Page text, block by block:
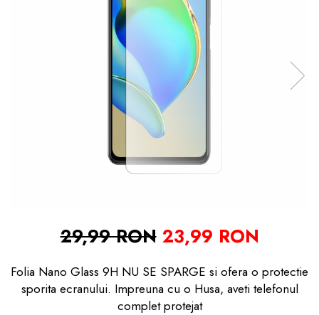
29,99 RON 23,99 RON
Folia Nano Glass 9H NU SE SPARGE si ofera o protectie
sporita ecranului. Impreuna cu o Husa, aveti telefonul
complet protejat